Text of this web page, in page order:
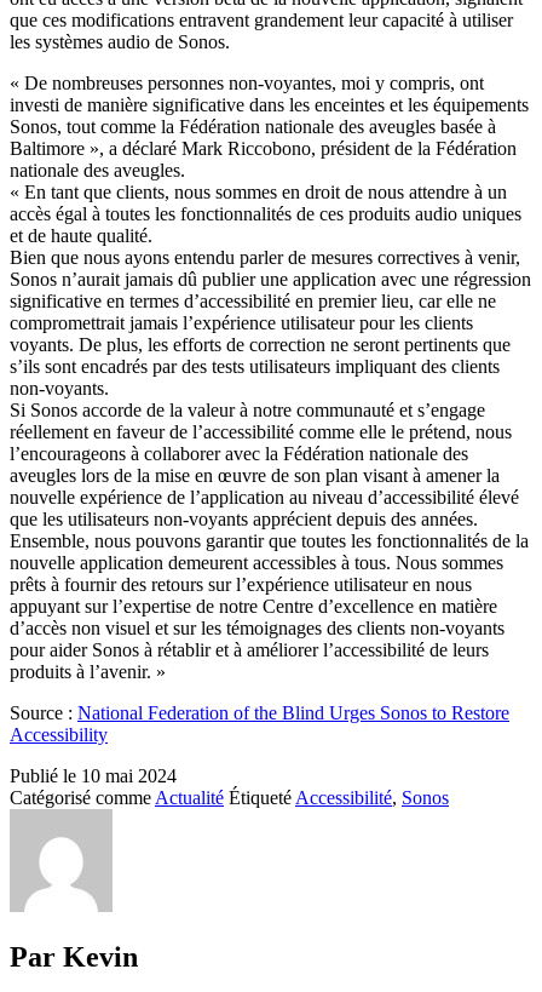
que ces modifications entravent grandement leur capacité à utiliser
les systèmes audio de Sonos.
« De nombreuses personnes non-voyantes, moi y compris, ont
investi de manière significative dans les enceintes et les équipements
Sonos, tout comme la Fédération nationale des aveugles basée à
Baltimore », a déclaré Mark Riccobono, président de la Fédération
nationale des aveugles.
« En tant que clients, nous sommes en droit de nous attendre à un
accès égal à toutes les fonctionnalités de ces produits audio uniques
et de haute qualité.
Bien que nous ayons entendu parler de mesures correctives à venir,
Sonos n’aurait jamais dû publier une application avec une régression
significative en termes d’accessibilité en premier lieu, car elle ne
compromettrait jamais l’expérience utilisateur pour les clients
voyants. De plus, les efforts de correction ne seront pertinents que
s’ils sont encadrés par des tests utilisateurs impliquant des clients
non-voyants.
Si Sonos accorde de la valeur à notre communauté et s’engage
réellement en faveur de l’accessibilité comme elle le prétend, nous
l’encourageons à collaborer avec la Fédération nationale des
aveugles lors de la mise en œuvre de son plan visant à amener la
nouvelle expérience de l’application au niveau d’accessibilité élevé
que les utilisateurs non-voyants apprécient depuis des années.
Ensemble, nous pouvons garantir que toutes les fonctionnalités de la
nouvelle application demeurent accessibles à tous. Nous sommes
prêts à fournir des retours sur l’expérience utilisateur en nous
appuyant sur l’expertise de notre Centre d’excellence en matière
d’accès non visuel et sur les témoignages des clients non-voyants
pour aider Sonos à rétablir et à améliorer l’accessibilité de leurs
produits à l’avenir. »
Source : National Federation of the Blind Urges Sonos to Restore
Accessibility
Publié le 10 mai 2024
Catégorisé comme Actualité Étiqueté Accessibilité, Sonos
Par Kevin